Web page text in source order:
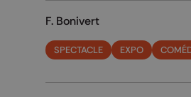
F. Bonivert
SPECTACLE EXPO